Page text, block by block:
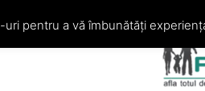
pentru a vă îmbunătăți